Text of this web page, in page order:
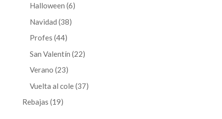
Halloween 66
Navidad 3838
Profes 4444
productos
San Valentín 2222
Verano 2323
productos
Vuelta al cole 3737
Rebajas 1919